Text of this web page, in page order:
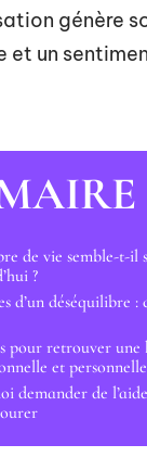
génère
et un
de vie semble-t-il
?
d’un déséquilibre :
pour retrouver une
et personnelle
demander de